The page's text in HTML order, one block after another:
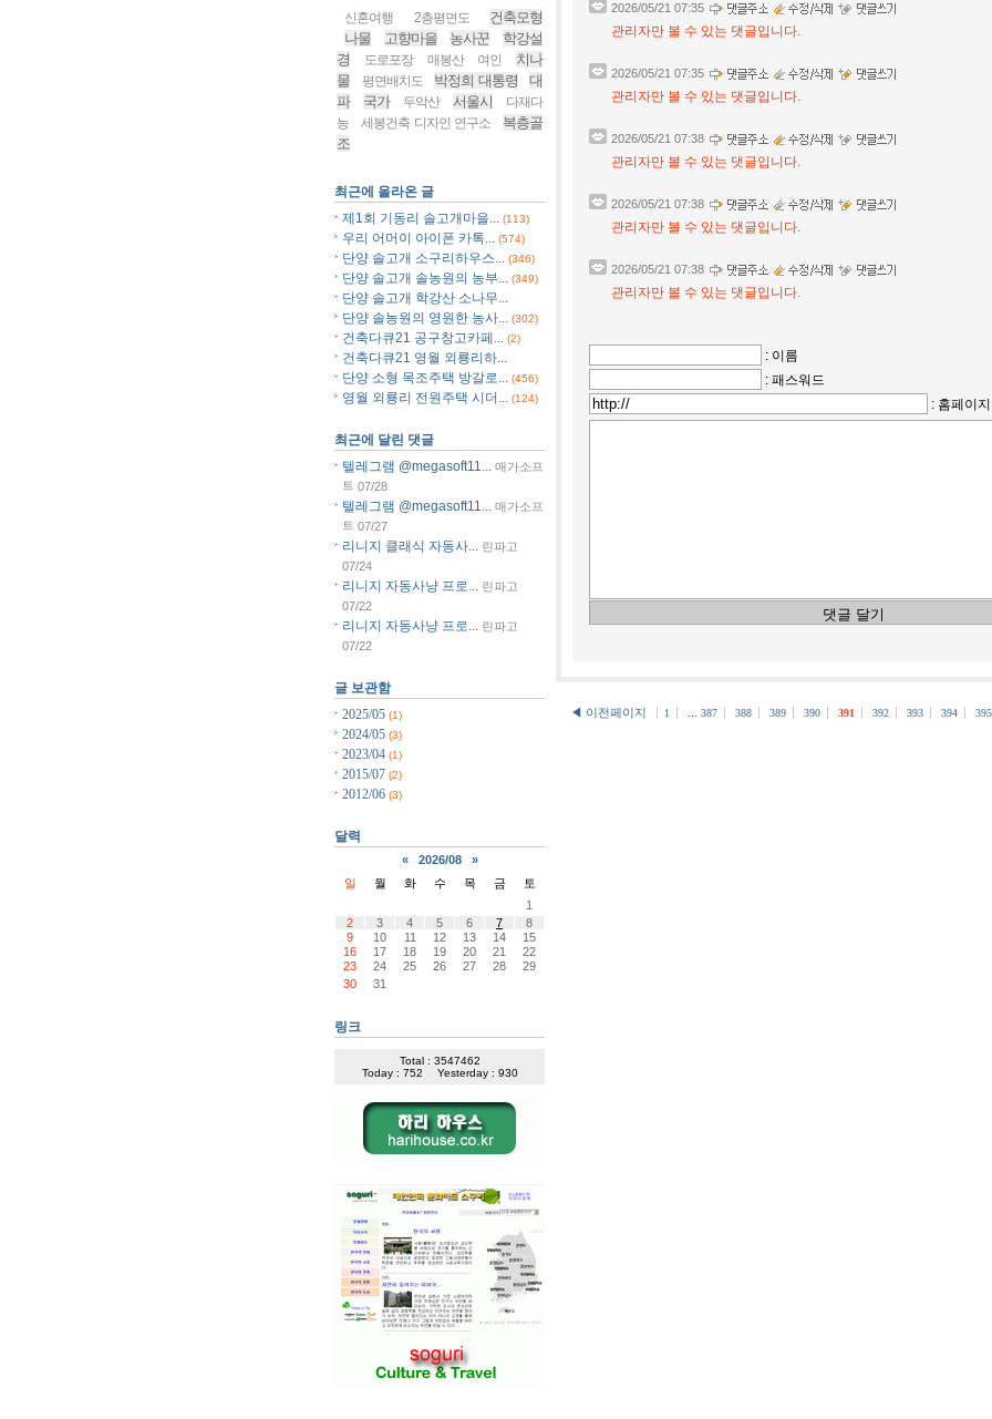
2026/05/21 07:35
관리자만 볼 수 있는 댓글입니다.
2026/05/21 07:35
관리자만 볼 수 있는 댓글입니다.
2026/05/21 07:38
관리자만 볼 수 있는 댓글입니다.
2026/05/21 07:38
관리자만 볼 수 있는 댓글입니다.
2026/05/21 07:38
관리자만 볼 수 있는 댓글입니다.
: 이름
: 패스워드
: 홈페이지
◀ 이전페이지 1 387 388 389 390 391 392 393 394 395
신혼여행 2층평면도
건축모형
나물
고향마을 농사꾼
학강설
경
도로포장 매봉산 여인
치나
물
평면배치도 박정희 대통령
대
파
국가 두악산 서울시
다재다
능
세봉건축 디자인 연구소
복층골
조
최근에 올라온 글
제1회 기동리 솔고개마을...
(113)
우리 어머이 아이폰 카톡... (574)
단양 솔고개 소구리하우스... (346)
단양 솔고개 솔농원의 농부... (349)
단양 솔고개 학강산 소나무...
단양 솔농원의 영원한 농사...
(302)
건축다큐21 공구창고카페... (2)
건축다큐21 영월 외룡리하...
단양 소형 목조주택 방갈로...
(456)
영월 외룡리 전원주택 시더... (124)
최근에 달린 댓글
텔레그램 @megasoft11...
매가소프
트 07/28
텔레그램 @megasoft11... 매가소프
트 07/27
리니지 클래식 자동사...
린파고
07/24
리니지 자동사냥 프로...
린파고
07/22
리니지 자동사냥 프로...
린파고
07/22
글 보관함
2025/05 (1)
2024/05 (3)
2023/04 (1)
2015/07 (2)
2012/06 (3)
달력
« 2026/08
»
일
월 화 수 목 금
토
1
2
3 4 5 6 7
8
9
10 11 12 13 14
15
16
17 18 19 20 21
22
23
24 25 26 27 28
29
30
31
링크
Total : 3547462
Today : 752
Yesterday : 930